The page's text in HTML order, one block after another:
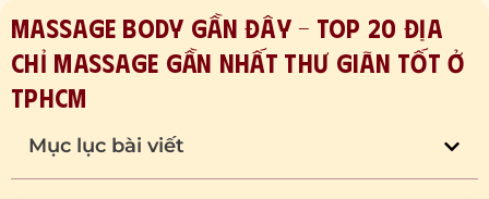
Massage Body Gần Đây – Top 20 Địa
Chỉ Massage Gần Nhất Thư Giãn Tốt Ở
TPHCM
Mục lục bài viết